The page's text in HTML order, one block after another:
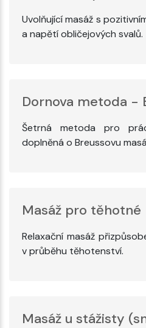
Uvolňující masáž s
a napětí obličejových svalů.
Dornova metoda -
Šetrná metoda pro
doplněná o Breussovu
Masáž pro těhotné
Relaxační masáž
v průběhu těhotenství.
Masáž u stážisty